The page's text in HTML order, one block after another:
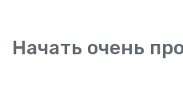
Начать очень